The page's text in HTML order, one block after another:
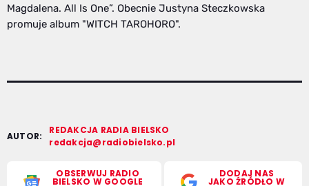
Magdalena. All Is One”. Obecnie Justyna Steczkowska
promuje album "WITCH TAROHORO".
AUTOR:
REDAKCJA RADIA BIELSKO
redakcja@radiobielsko.pl
OBSERWUJ RADIO
BIELSKO W GOOGLE
DODAJ NAS
JAKO ŹRÓDŁO W